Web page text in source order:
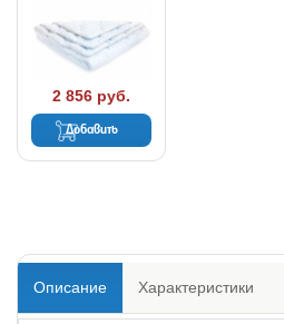
2 856 руб.
Добавить
Описание Характеристики